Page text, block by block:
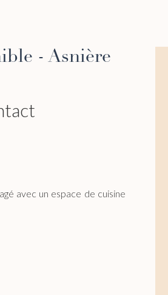
- Asnière
avec un espace de cuisine